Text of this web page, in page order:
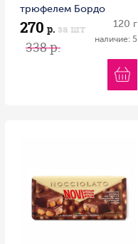
трюфелем Бордо
Галерея вкуса 120гр
1/12 Беларусь
270 р. за шт
338 р.
120 г
наличие: 5